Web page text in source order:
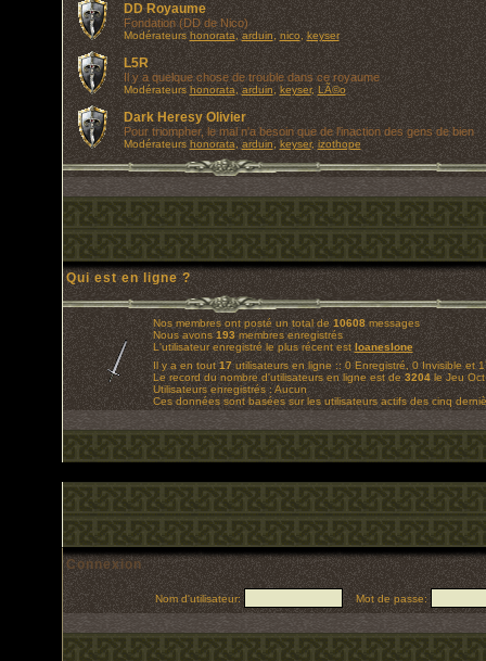
DD Royaume
Fondation (DD de Nico)
Modérateurs honorata ,arduin ,nico ,keyser
L5R
Il y a quelque chose de trouble dans ce royaume
Modérateurs honorata ,arduin ,keyser,LÃ©o
Dark Heresy Olivier
Pour triompher, le mal n'a besoin que de l'inaction des gens de bien
Modérateurs honorata ,arduin ,keyser,izothope
Qui est en ligne ?
Nos membres ont posté un total de10608messages
Nous avons193membres enregistrés
L'utilisateur enregistré le plus récent est loaneslone
Il y a en tout17utilisateurs en ligne :: 0 Enregistré, 0 Invisible et
Le record du nombre d'utilisateurs en ligne est de3204le Jeu
Utilisateurs enregistrés : Aucun
Ces données sont basées sur les utilisateurs actifs des cinq
Connexion
Nom d'utilisateur: Mot de passe: